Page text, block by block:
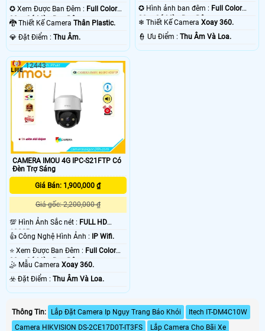
✪ Xem Được Ban Đêm : Full Color
30m Có Màu Ban Ðêm.
🐉️ Thiết Kế Camera Thân Plastic.
️💎 Đặt Điểm : Thu Âm.
✪ Hình ảnh ban đêm : Full Color
20m Có Màu Ban Ðêm.
❄ Thiết Kế CameraXoay 360.
️👮 Ưu Điểm :Thu Âm Và Loa.
CAMERA IMOU 4G IPC-S21FTP Có
Đèn Trợ Sáng
Giá Bán: 1,900,000 ₫
Giá gốc: 2,200,000 ₫
💯 Hình Ảnh Sắc nét : FULL HD
1080P .
👍 Công Nghệ Hình Ảnh :
IP Wifi.
⭐ Xem Được Ban Đêm : Full Color
30m Có Màu Ban Ðêm.
🤹 Mẫu Camera Xoay 360.
️☣️ Đặt Điểm : Thu Âm Và Loa.
12443
Thông Tin: Lắp Đặt Camera Ip Ngụy Trang Báo Khói
Itech IT-DM4C10W
Camera HIKVISION DS-2CE17D0T-IT3FS
Lắp Camera Cho Bãi Xe